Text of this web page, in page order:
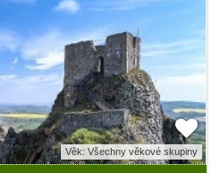
Věk: Všechny věkové skupiny